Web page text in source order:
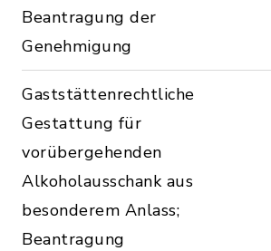
Beantragung der
Genehmigung
Gaststättenrechtliche
Gestattung für
vorübergehenden
Alkoholausschank aus
besonderem Anlass;
Beantragung